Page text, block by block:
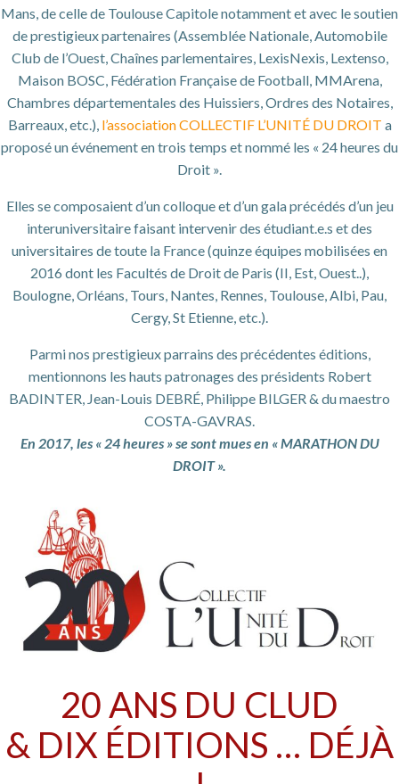
Mans, de celle de Toulouse Capitole notamment et avec le soutien
de prestigieux partenaires (Assemblée Nationale, Automobile
Club de l’Ouest, Chaînes parlementaires, LexisNexis, Lextenso,
Maison BOSC, Fédération Française de Football, MMArena,
Chambres départementales des Huissiers, Ordres des Notaires,
Barreaux, etc.), l’association COLLECTIF L’UNITÉ DU DROIT a
proposé un événement en trois temps et nommé les « 24 heures du
Droit ».
Elles se composaient d’un colloque et d’un gala précédés d’un jeu
interuniversitaire faisant intervenir des étudiant.e.s et des
universitaires de toute la France (quinze équipes mobilisées en
2016 dont les Facultés de Droit de Paris (II, Est, Ouest..),
Boulogne, Orléans, Tours, Nantes, Rennes, Toulouse, Albi, Pau,
Cergy, St Etienne, etc.).
Parmi nos prestigieux parrains des précédentes éditions,
mentionnons les hauts patronages des présidents Robert
BADINTER, Jean-Louis DEBRÉ, Philippe BILGER & du maestro
COSTA-GAVRAS.
En 2017, les « 24 heures » se sont mues en « MARATHON DU
DROIT ».
20 ANS DU CLUD
& DIX ÉDITIONS … DÉJÀ